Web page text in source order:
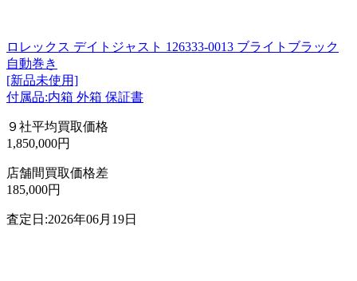
ロレックス デイトジャスト 126333-0013 ブライトブラック
自動巻き
[新品未使用]
付属品:内箱 外箱 保証書
９社平均買取価格
1,850,000円
店舗間買取価格差
185,000円
査定日:2026年06月19日